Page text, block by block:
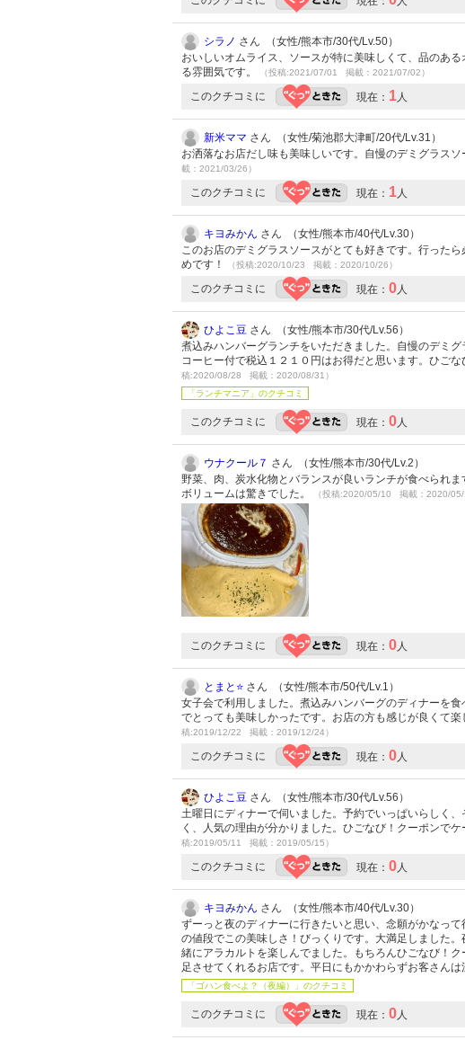
シラノ さん （女性/熊本市/30代/Lv.50）
おいしいオムライス、ソースが特に美味しくて、品のあ
る雰囲気です。
（投稿:2021/07/01 掲載：2021/07/02）
このクチコミに 現在： 1人
新米ママ さん （女性/菊池郡大津町/20代/Lv.31）
お洒落なお店だし味も美味しいです。自慢のデミグラス
載：2021/03/26）
このクチコミに 現在： 1人
キヨみかん さん （女性/熊本市/40代/Lv.30）
このお店のデミグラスソースがとても好きです。行った
めです！
（投稿:2020/10/23 掲載：2020/10/26）
このクチコミに 現在： 0人
ひよこ豆 さん （女性/熊本市/30代/Lv.56）
煮込みハンバーグランチをいただきました。自慢のデミ
コーヒー付で税込１２１０円はお得だと思います。ひご
稿:2020/08/28 掲載：2020/08/31）
「ランチマニア」のクチコミ
このクチコミに 現在： 0人
ウナクール７ さん （女性/熊本市/30代/Lv.2）
野菜、肉、炭水化物とバランスが良いランチが食べられ
ボリュームは驚きでした。
（投稿:2020/05/10 掲載：2020/05/
このクチコミに 現在： 0人
とまと⭐ さん （女性/熊本市/50代/Lv.1）
女子会で利用しました。煮込みハンバーグのディナーを
でとっても美味しかったです。お店の方も感じが良くて
稿:2019/12/22 掲載：2019/12/24）
このクチコミに 現在： 0人
ひよこ豆 さん （女性/熊本市/30代/Lv.56）
土曜日にディナーで伺いました。予約でいっぱいらしく
く、人気の理由が分かりました。ひごなび！クーポンで
稿:2019/05/11 掲載：2019/05/15）
このクチコミに 現在： 0人
キヨみかん さん （女性/熊本市/40代/Lv.30）
ずーっと夜のディナーに行きたいと思い、念願がかなっ
の値段でこの美味しさ！びっくりです。大満足しました
緒にアラカルトを楽しんでました。もちろんひごなび！
足させてくれるお店です。平日にもかかわらずお客さん
「ゴハン食べよ？（夜編）」のクチコミ
このクチコミに 現在： 0人